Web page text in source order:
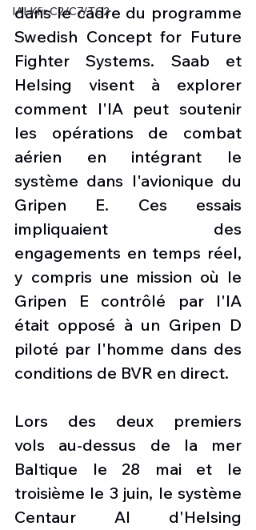
IAI Kfir C2/C7/TC2
dans le cadre du programme
Swedish Concept for Future
Fighter Systems. Saab et
Helsing visent à explorer
comment l'IA peut soutenir
les opérations de combat
aérien en intégrant le
système dans l'avionique du
Gripen E. Ces essais
impliquaient des
engagements en temps réel,
y compris une mission où le
Gripen E contrôlé par l'IA
était opposé à un Gripen D
piloté par l'homme dans des
conditions de BVR en direct.
Lors des deux premiers
vols au-dessus de la mer
Baltique le 28 mai et le
troisième le 3 juin, le système
Centaur AI d'Helsing